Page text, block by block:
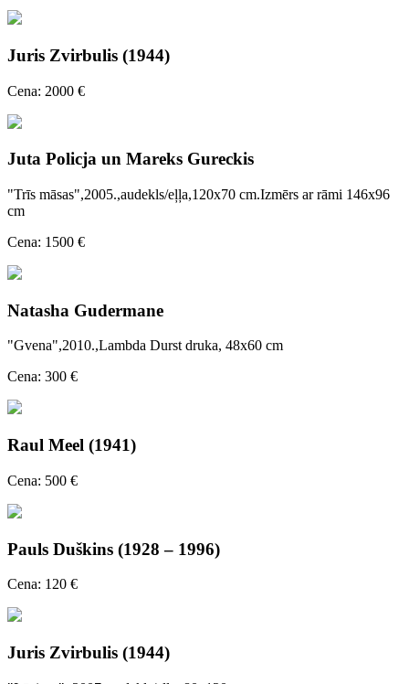
Juris Zvirbulis (1944)
Cena: 2000 €
Juta Policja un Mareks Gureckis
"Trīs māsas",2005.,audekls/eļļa,120x70 cm.Izmērs ar rāmi 146x96
cm
Cena: 1500 €
Natasha Gudermane
"Gvena",2010.,Lambda Durst druka, 48x60 cm
Cena: 300 €
Raul Meel (1941)
Cena: 500 €
Pauls Duškins (1928 – 1996)
Cena: 120 €
Juris Zvirbulis (1944)